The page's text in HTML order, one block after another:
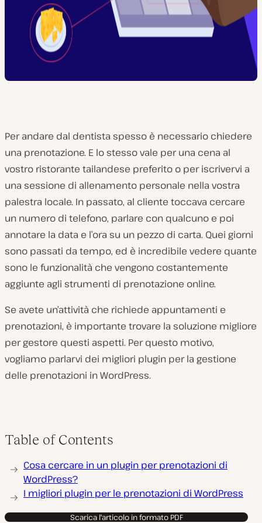
Per andare dal dentista spesso è necessario chiedere
una prenotazione. E lo stesso vale per una cena al
vostro ristorante tailandese preferito o per iscrivervi a
una sessione di allenamento personale nella vostra
palestra locale. In passato, al cliente toccava cercare
un numero di telefono, parlare con qualcuno e poi
annotare la data e l’ora su un pezzo di carta. Quei giorni
sono passati da tempo, ed è incredibile vedere quante
sono le funzionalità che vengono costantemente
aggiunte agli strumenti di prenotazione online.
Se avete un’attività che richiede appuntamenti e
prenotazioni, è importante trovare la soluzione migliore
per gestore questi aspetti. Per questo motivo,
vogliamo parlarvi dei migliori plugin per la gestione
delle prenotazioni in WordPress.
Table of Contents
Cosa cercare in un plugin per prenotazioni di
WordPress?
I migliori plugin per le prenotazioni di WordPress
Scarica l'articolo in formato PDF